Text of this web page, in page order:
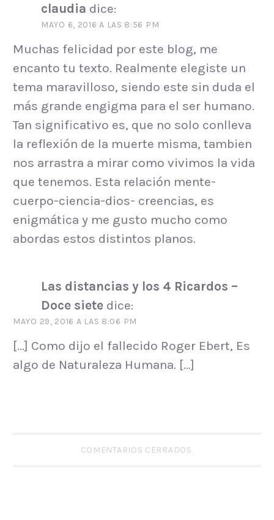
claudia dice:
MAYO 6, 2016 A LAS 8:56 PM
Muchas felicidad por este blog, me
encanto tu texto. Realmente elegiste un
tema maravilloso, siendo este sin duda el
más grande engigma para el ser humano.
Tan significativo es, que no solo conlleva
la reflexión de la muerte misma, tambien
nos arrastra a mirar como vivimos la vida
que tenemos. Esta relación mente-
cuerpo-ciencia-dios- creencias, es
enigmática y me gusto mucho como
abordas estos distintos planos.
Las distancias y los 4 Ricardos –
Doce siete dice:
MAYO 29, 2016 A LAS 8:06 PM
[…] Como dijo el fallecido Roger Ebert, Es
algo de Naturaleza Humana. […]
COMENTARIOS CERRADOS.